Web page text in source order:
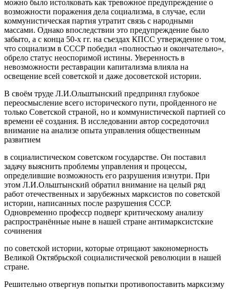
можно было истолковать как тревожное предупреждение о
возможности поражения дела социализма, в случае, если
коммунистическая партия утратит связь с народными
массами. Однако впоследствии это предупреждение было
забыто, а с конца 50-х гг. на съездах КПСС утверждение о том,
что социализм в СССР победил «полностью и окончательно»,
обрело статус неоспоримой истины. Уверенность в
невозможности реставрации капитализма влияла на
освещение всей советской и даже досоветской истории.
В своём труде Л.И.Ольштынский предпринял глубокое
переосмысление всего исторического пути, пройденного не
только Советской страной, но и коммунистической партией со
времени её создания. В исследовании автор сосредоточил
внимание на анализе опыта управления общественным
развитием
в социалистическом советском государстве. Он поставил
задачу выяснить проблемы управления и процессы,
определившие возможность его разрушения изнутри. При
этом Л.И.Ольштынский обратил внимание на целый ряд
работ отечественных и зарубежных марксистов по советской
истории, написанных после разрушения СССР.
Одновременно професср подверг критическому анализу
распространённые ныне в нашей стране антимарксистские
сочинения
по советской истории, которые отрицают закономерность
Великой Октябрьской социалистической революции в нашей
стране.
Решительно отвергнув попытки противопоставить марксизму